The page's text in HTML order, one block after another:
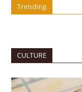
Trending
CULTURE